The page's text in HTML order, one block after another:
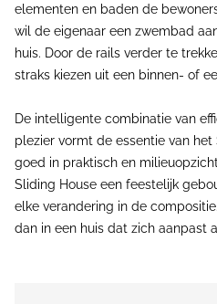
elementen en baden de
wil de eigenaar een zwembad
huis. Door de rails verder te
straks kiezen uit een binnen- of
De intelligente combinatie van
plezier vormt de essentie van
goed in praktisch en
Sliding House een feestelijk
elke verandering in de
dan in een huis dat zich aanpast